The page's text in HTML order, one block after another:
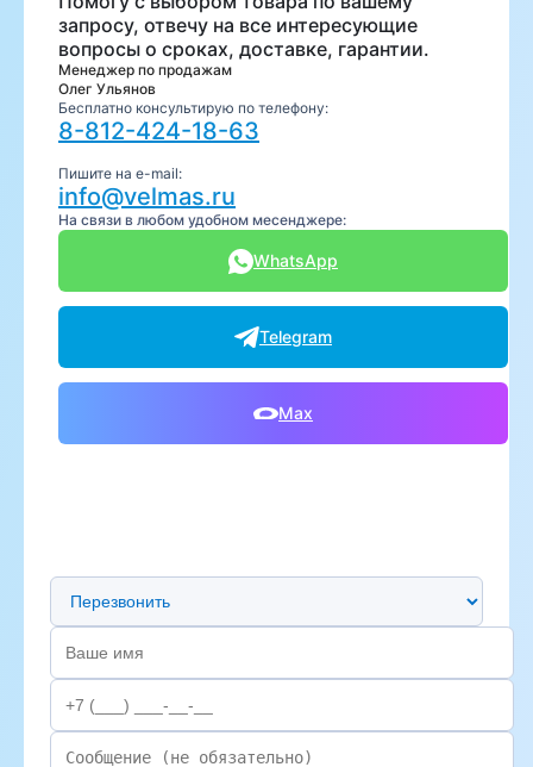
запросу, отвечу на все интересующие
вопросы о сроках, доставке, гарантии.
Менеджер по продажам
Олег Ульянов
Бесплатно консультирую по телефону:
8-812-424-18-63
Пишите на e-mail:
info@velmas.ru
На связи в любом удобном месенджере:
WhatsApp
Telegram
Max
Предпочтительный способ связи